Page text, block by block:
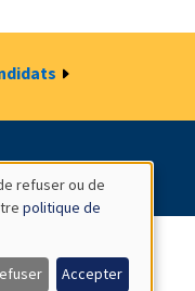
refuser ou de
politique de
Accepter